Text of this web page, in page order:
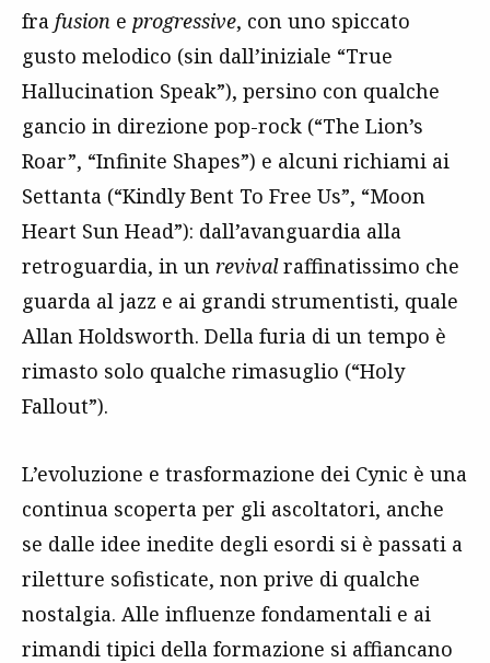
fra fusion e progressive, con uno spiccato
gusto melodico (sin dall’iniziale “True
Hallucination Speak”), persino con qualche
gancio in direzione pop-rock (“The Lion’s
Roar”, “Infinite Shapes”) e alcuni richiami ai
Settanta (“Kindly Bent To Free Us”, “Moon
Heart Sun Head”): dall’avanguardia alla
retroguardia, in un revivalraffinatissimo che
guarda al jazz e ai grandi strumentisti, quale
Allan Holdsworth. Della furia di un tempo è
rimasto solo qualche rimasuglio (“Holy
Fallout”).
L’evoluzione e trasformazione dei Cynic è una
continua scoperta per gli ascoltatori, anche
se dalle idee inedite degli esordi si è passati a
riletture sofisticate, non prive di qualche
nostalgia. Alle influenze fondamentali e ai
rimandi tipici della formazione si affiancano